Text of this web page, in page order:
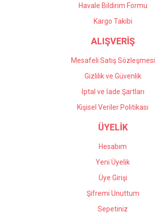
Gönder
Havale Bildirim Formu
Kargo Takibi
ALIŞVERİŞ
Mesafeli Satış Sözleşmesi
Gizlilik ve Güvenlik
İptal ve İade Şartları
Kişisel Veriler Politikası
ÜYELİK
Hesabım
Yeni Üyelik
Üye Girişi
Şifremi Unuttum
Sepetiniz